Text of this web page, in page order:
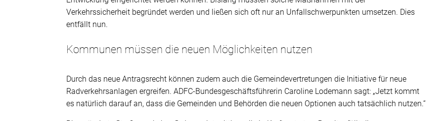
Verkehrssicherheit begründet werden und ließen sich oft nur an Unfallschwerpunkten umsetzen. Dies
entfällt nun.
Kommunen müssen die neuen Möglichkeiten nutzen
Durch das neue Antragsrecht können zudem auch die Gemeindevertretungen die Initiative für neue
Radverkehrsanlagen ergreifen. ADFC-Bundesgeschäftsführerin Caroline Lodemann sagt: „Jetzt kommt
es natürlich darauf an, dass die Gemeinden und Behörden die neuen Optionen auch tatsächlich nutzen.“